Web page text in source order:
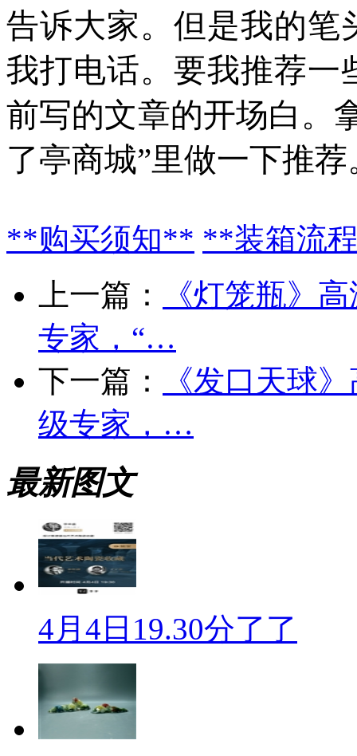
告诉大家。但是我的笔
我打电话。要我推荐一
前写的文章的开场白。
了亭商城”里做一下推
**购买须知** **装箱流
上一篇：
《灯笼瓶》
专家，“…
下一篇：
《发口天球
级专家，…
最新图文
4月4日19.30分了了